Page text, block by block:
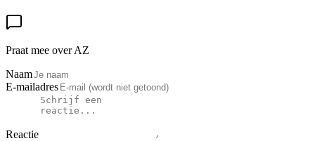
Praat mee over AZ
Naam
E-mailadres
Reactie